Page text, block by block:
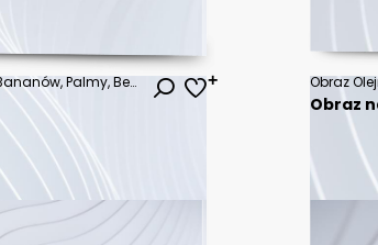
Kolibry, Kwiaty Hibiskusa, Liście Bananów, Palmy, Beżowe Tło - Wektor Kwiatowy Bezszwowy Wzór - Ilustracja Tropikalna - Rośliny Egzotyczne, Ptaki - Projekt Letniej Plaży - Rajska Natura
Obraz